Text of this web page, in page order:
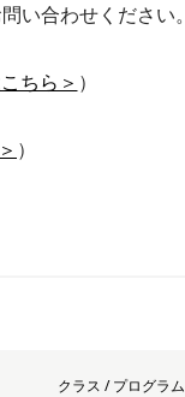
い合わせください。
ちら＞ ）
）
クラス / プログラム